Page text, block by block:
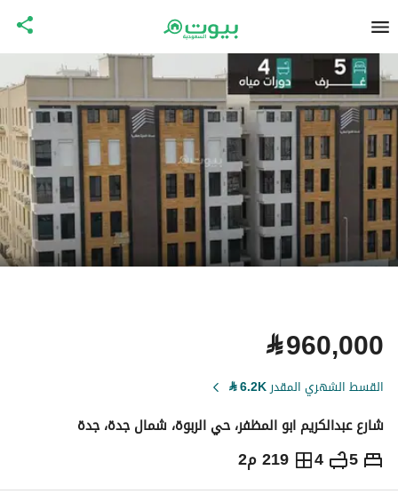
⃁960,000
القسط الشهري المقدر6.2K
⃁
شارع عبدالكريم ابو المظفر، حي الربوة، شمال جدة، جدة
5
4 219 م2 ⃁
960,000